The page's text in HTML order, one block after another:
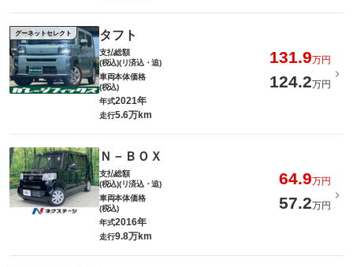
グーネットセレクト タフト
支払総額
(税込)(リ済込・追)
131.9万円
車両本体価格
(税込)
124.2万円
年式2021年
走行5.6万km
Ｎ－ＢＯＸ
支払総額
(税込)(リ済込・追)
64.9万円
車両本体価格
(税込)
57.2万円
年式2016年
走行9.8万km